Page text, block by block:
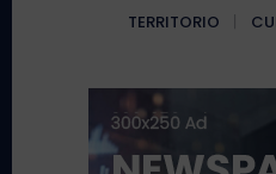
TERRITORIO